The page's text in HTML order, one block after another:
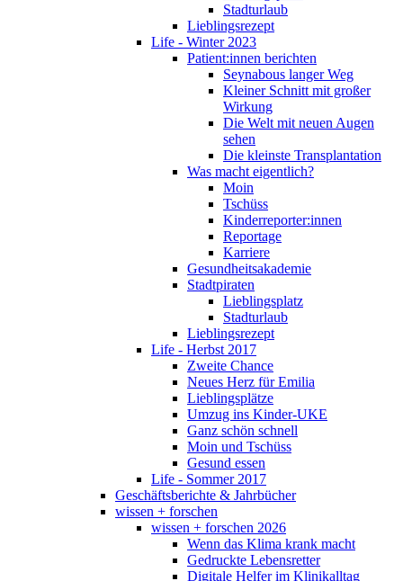
Stadturlaub
Lieblingsrezept
Life - Winter 2023
Patient:innen berichten
Seynabous langer Weg
Kleiner Schnitt mit großer
Wirkung
Die Welt mit neuen Augen
sehen
Die kleinste Transplantation
Was macht eigentlich?
Moin
Tschüss
Kinderreporter:innen
Reportage
Karriere
Gesundheitsakademie
Stadtpiraten
Lieblingsplatz
Stadturlaub
Lieblingsrezept
Life - Herbst 2017
Zweite Chance
Neues Herz für Emilia
Lieblingsplätze
Umzug ins Kinder-UKE
Ganz schön schnell
Moin und Tschüss
Gesund essen
Life - Sommer 2017
Geschäftsberichte & Jahrbücher
wissen + forschen
wissen + forschen 2026
Wenn das Klima krank macht
Gedruckte Lebensretter
Digitale Helfer im Klinikalltag